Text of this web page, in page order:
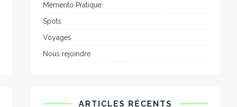
Mémento Pratique
Spots
Voyages
Nous rejoindre
ARTICLES RÉCENTS